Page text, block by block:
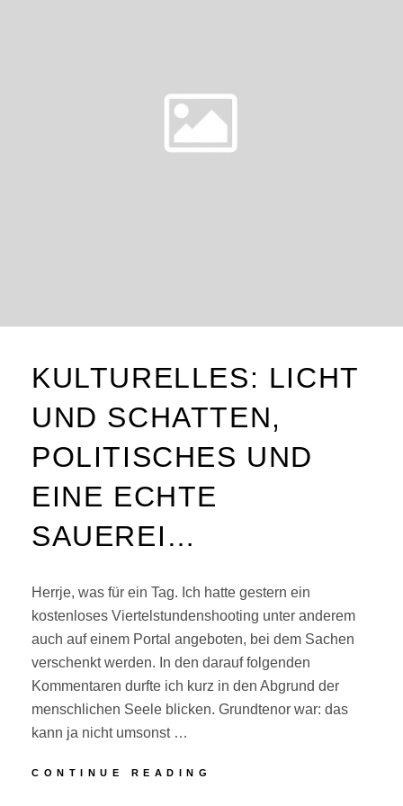
KULTURELLES: LICHT
UND SCHATTEN,
POLITISCHES UND
EINE ECHTE
SAUEREI…
Herrje, was für ein Tag. Ich hatte gestern ein
kostenloses Viertelstundenshooting unter anderem
auch auf einem Portal angeboten, bei dem Sachen
verschenkt werden. In den darauf folgenden
Kommentaren durfte ich kurz in den Abgrund der
menschlichen Seele blicken. Grundtenor war: das
kann ja nicht umsonst …
CONTINUE READING